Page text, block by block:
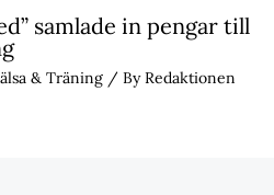
samlade in pengar till
& Träning/ ByRedaktionen